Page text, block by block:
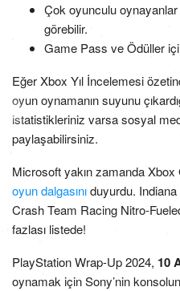
Çok oyunculu oynayanlar
görebilir.
Game Pass ve Ödüller
Eğer Xbox Yıl İncelemesi
oyun oynamanın suyunu
istatistikleriniz varsa sosyal
paylaşabilirsiniz.
Microsoft yakın zamanda Xbox
oyun dalgasınıduyurdu.
Crash Team Racing Nitro-
fazlası listede!
PlayStation Wrap-Up 2024, 10
oynamak için Sony’nin